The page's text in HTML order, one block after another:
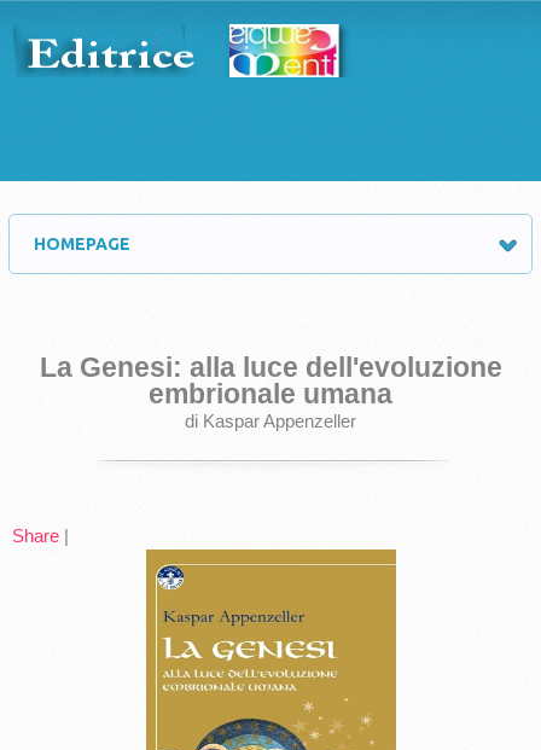
HOMEPAGE
La Genesi: alla luce dell'evoluzione
embrionale umana
di Kaspar Appenzeller
Share |